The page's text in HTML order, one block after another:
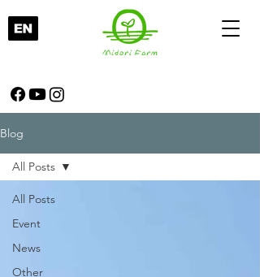
Blog
All Posts
Event
News
Other
All Posts